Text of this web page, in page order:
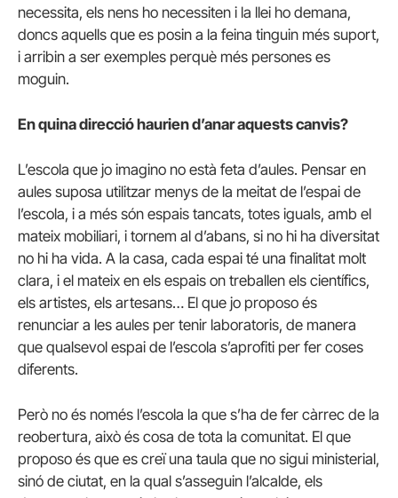
necessita, els nens ho necessiten i la llei ho demana,
doncs aquells que es posin a la feina tinguin més suport,
i arribin a ser exemples perquè més persones es
moguin.
En quina direcció haurien d’anar aquests canvis?
L’escola que jo imagino no està feta d’aules. Pensar en
aules suposa utilitzar menys de la meitat de l’espai de
l’escola, i a més són espais tancats, totes iguals, amb el
mateix mobiliari, i tornem al d’abans, si no hi ha diversitat
no hi ha vida. A la casa, cada espai té una finalitat molt
clara, i el mateix en els espais on treballen els científics,
els artistes, els artesans… El que jo proposo és
renunciar a les aules per tenir laboratoris, de manera
que qualsevol espai de l’escola s’aprofiti per fer coses
diferents.
Però no és només l’escola la que s’ha de fer càrrec de la
reobertura, això és cosa de tota la comunitat. El que
proposo és que es creï una taula que no sigui ministerial,
sinó de ciutat, en la qual s’asseguin l’alcalde, els